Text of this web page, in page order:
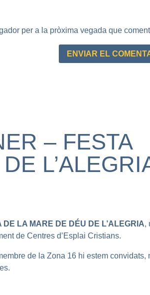
per a la pròxima vegada que
– FESTA
DE LA MARE DE DÉU DE L’ALEGRIA,
de Centres d’Esplai Cristians.
de la Zona 16 hi estem convidats,